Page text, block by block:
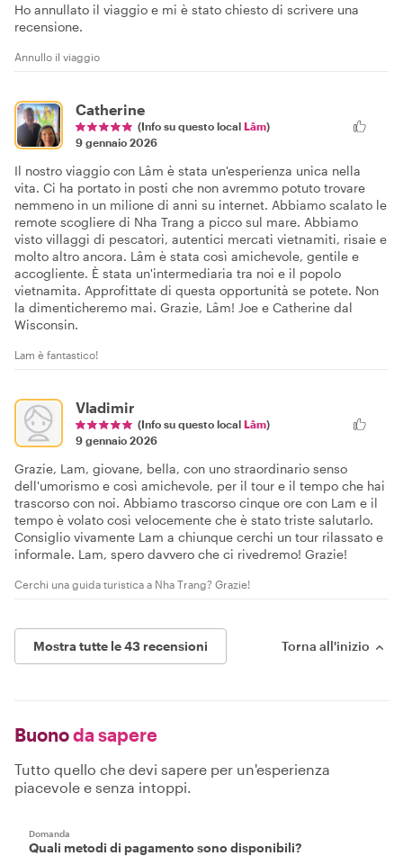
Ho annullato il viaggio e mi è stato chiesto di scrivere una
recensione.
Annullo il viaggio
Catherine
(Info su questo local Lâm)
9 gennaio 2026
Il nostro viaggio con Lâm è stata un'esperienza unica nella
vita. Ci ha portato in posti che non avremmo potuto trovare
nemmeno in un milione di anni su internet. Abbiamo scalato le
remote scogliere di Nha Trang a picco sul mare. Abbiamo
visto villaggi di pescatori, autentici mercati vietnamiti, risaie e
molto altro ancora. Lâm è stata così amichevole, gentile e
accogliente. È stata un'intermediaria tra noi e il popolo
vietnamita. Approfittate di questa opportunità se potete. Non
la dimenticheremo mai. Grazie, Lâm! Joe e Catherine dal
Wisconsin.
Lam è fantastico!
Vladimir
(Info su questo local Lâm)
9 gennaio 2026
Grazie, Lam, giovane, bella, con uno straordinario senso
dell'umorismo e così amichevole, per il tour e il tempo che hai
trascorso con noi. Abbiamo trascorso cinque ore con Lam e il
tempo è volato così velocemente che è stato triste salutarlo.
Consiglio vivamente Lam a chiunque cerchi un tour rilassato e
informale. Lam, spero davvero che ci rivedremo! Grazie!
Cerchi una guida turistica a Nha Trang? Grazie!
Mostra tutte le 43 recensioni Torna all'inizio
Buonoda sapere
Tutto quello che devi sapere per un'esperienza
piacevole e senza intoppi.
Domanda
Quali metodi di pagamento sono disponibili?